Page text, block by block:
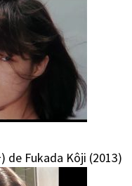
de Fukada Kôji (2013)